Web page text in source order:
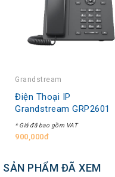
Grandstream
Điện Thoại IP
Grandstream GRP2601
* Giá đã bao gồm VAT
900,000đ
SẢN PHẨM ĐÃ XEM